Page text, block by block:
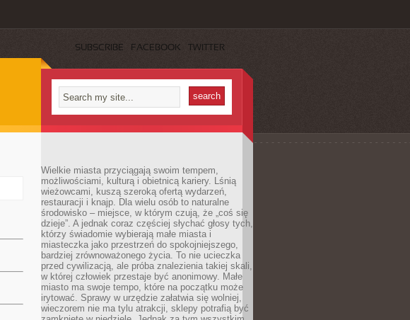
SUBSCRIBE FACEBOOK TWITTER
Wielkie miasta przyciągają swoim tempem,
możliwościami, kulturą i obietnicą kariery. Lśnią
wieżowcami, kuszą szeroką ofertą wydarzeń,
restauracji i knajp. Dla wielu osób to naturalne
środowisko – miejsce, w którym czują, że „coś się
dzieje”. A jednak coraz częściej słychać głosy tych,
którzy świadomie wybierają małe miasta i
miasteczka jako przestrzeń do spokojniejszego,
bardziej zrównoważonego życia. To nie ucieczka
przed cywilizacją, ale próba znalezienia takiej skali,
w której człowiek przestaje być anonimowy. Małe
miasto ma swoje tempo, które na początku może
irytować. Sprawy w urzędzie załatwia się wolniej,
wieczorem nie ma tylu atrakcji, sklepy potrafią być